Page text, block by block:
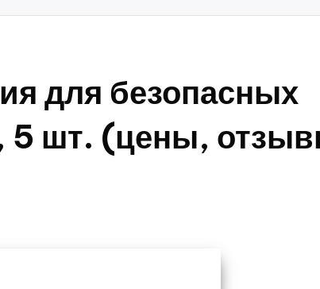
для безопасных
5 шт. (цены,